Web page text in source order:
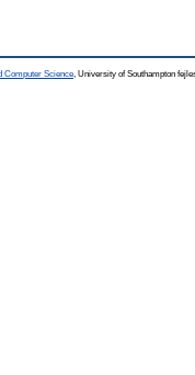
Computer Science , University of Southampton